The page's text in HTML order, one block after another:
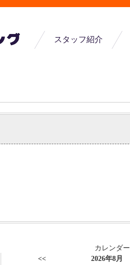
スタッフ紹介
カレンダー
<<
2026年8月